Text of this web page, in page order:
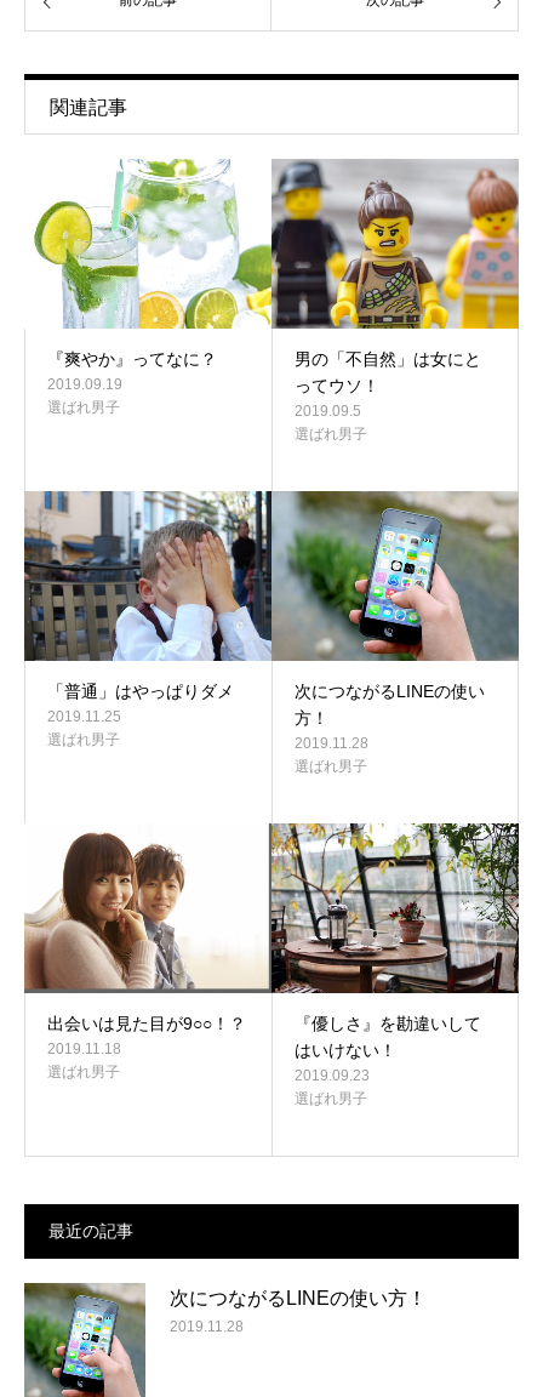
関連記事
『爽やか』ってなに？
2019.09.19
選ばれ男子
男の「不自然」は女にと
ってウソ！
2019.09.5
選ばれ男子
「普通」はやっぱりダメ
2019.11.25
選ばれ男子
次につながるLINEの使い
方！
2019.11.28
選ばれ男子
出会いは見た目が9○○！？
2019.11.18
選ばれ男子
『優しさ』を勘違いして
はいけない！
2019.09.23
選ばれ男子
最近の記事
次につながるLINEの使い方！
2019.11.28